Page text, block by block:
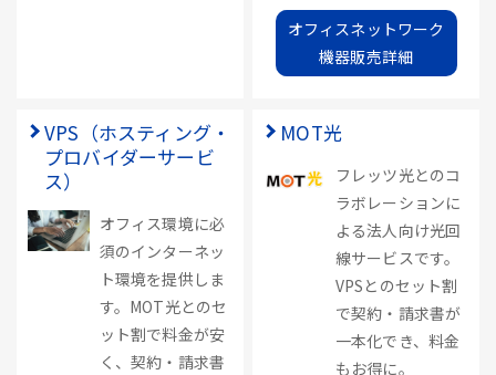
オフィスネットワーク
機器販売詳細
VPS（ホスティング・
プロバイダーサービ
ス）
オフィス環境に必
須のインターネッ
ト環境を提供しま
す。MOT光とのセ
ット割で料金が安
く、契約・請求書
MOT光
フレッツ光とのコ
ラボレーションに
よる法人向け光回
線サービスです。
VPSとのセット割
で契約・請求書が
一本化でき、料金
もお得に。